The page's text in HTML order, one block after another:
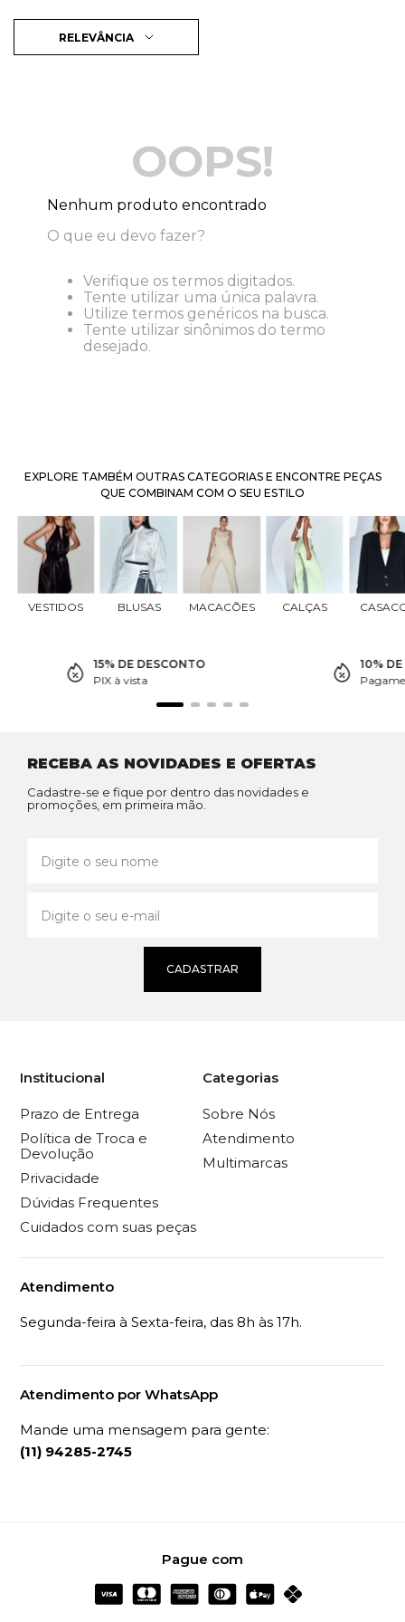
RELEVÂNCIA
OOPS!
Nenhum produto encontrado
O que eu devo fazer?
Verifique os termos digitados.
Tente utilizar uma única palavra.
Utilize termos genéricos na busca.
Tente utilizar sinônimos do termo
desejado.
EXPLORE TAMBÉM OUTRAS CATEGORIAS E ENCONTRE PEÇAS
QUE COMBINAM COM O SEU ESTILO
VESTIDOS BLUSAS MACACÕES CALÇAS
15% DE DESCONTO
PIX à vista
10%
RECEBA AS NOVIDADES E OFERTAS
Cadastre-se e fique por dentro das novidades e
promoções, em primeira mão.
CADASTRAR
Institucional
Prazo de Entrega
Política de Troca e
Devolução
Privacidade
Dúvidas Frequentes
Cuidados com suas peças
Categorias
Sobre Nós
Atendimento
Multimarcas
Atendimento
Segunda-feira à Sexta-feira, das 8h às 17h.
Atendimento por WhatsApp
Mande uma mensagem para gente:
(11) 94285-2745
Pague com